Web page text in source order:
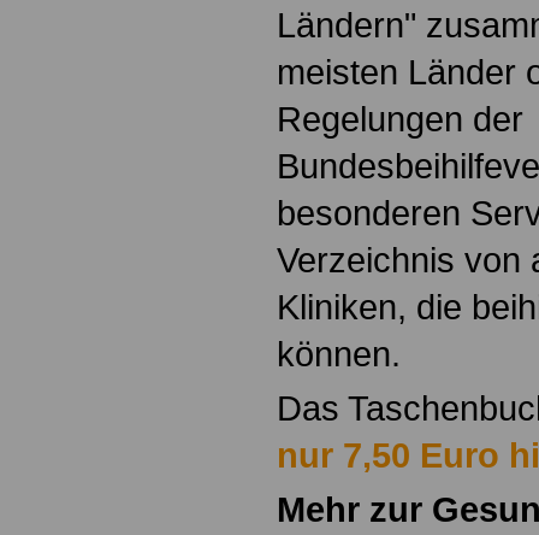
Ländern"
meisten Länder
Regelungen der
besonderen
Verzeichnis von
Kliniken, die
können.
Das
nur 7,50 Euro
Mehr zur